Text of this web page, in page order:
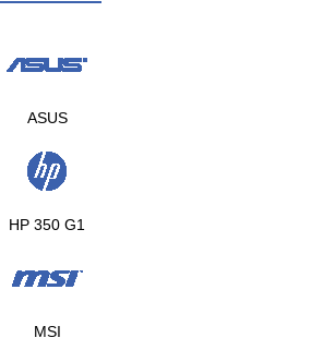
ASUS
HP 350 G1
MSI